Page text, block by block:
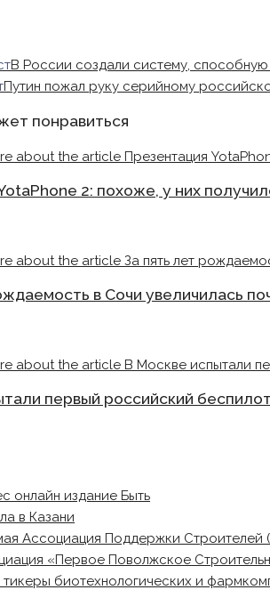
В России создали систему,
Путин пожал руку серийному
понравиться
2: похоже, у них
в Сочи увеличилась
первый российский
онлайн издание Быть
в Казани
Ассоциация Поддержки Строителей
«Первое Поволжское
биотехнологических и